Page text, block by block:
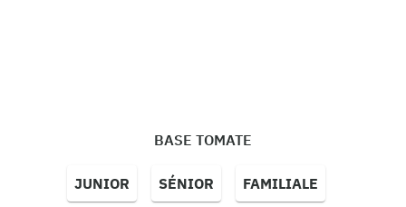
BASE TOMATE
JUNIOR SÉNIOR FAMILIALE